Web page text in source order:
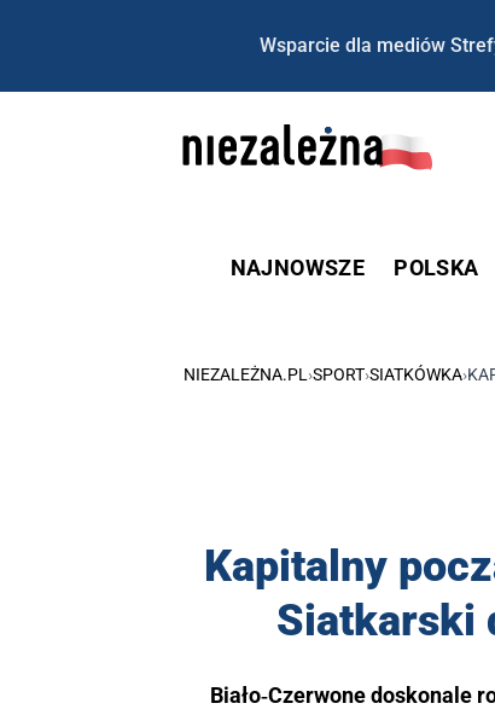
Wsparcie dla mediów
NAJNOWSZE POLSKA
NIEZALEŻNA.PL ›SPORT›SIATKÓWKA›
Kapitalny
Siatkarski
Biało‑Czerwone doskonale